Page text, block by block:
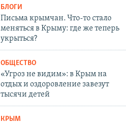
БЛОГИ
Письма крымчан. Что-то стало
меняться в Крыму: где же теперь
укрыться?
ОБЩЕСТВО
«Угроз не видим»: в Крым на
отдых и оздоровление завезут
тысячи детей
КРЫМ